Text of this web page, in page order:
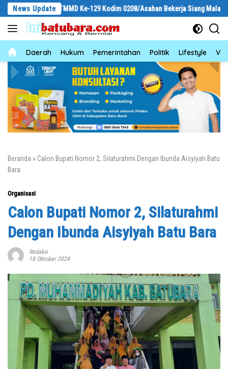
Langsung
konten
News Update
TMMD Ke-129 Kodim 0208/Asahan Bekerja Siang Malam Demi
NewsDaerah Hukum Pemerintahan Politik Lifestyle
Beranda » Calon Bupati Nomor 2, Silaturahmi Dengan Ibunda Aisyiyah Batu
Bara
Organisasi
Calon Bupati Nomor 2, Silaturahmi
Dengan Ibunda Aisyiyah Batu Bara
Redaksi
18 Oktober 2024